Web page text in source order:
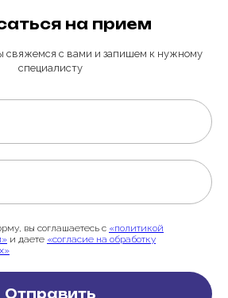
на прием
свяжемся с вами и запишем к нужному
специалисту
вы соглашаетесь с «политикой
и даете «согласие на обработку
Отправить